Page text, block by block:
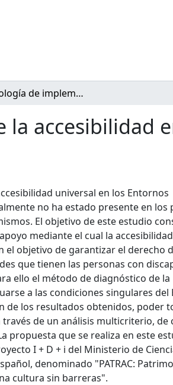
Metodología de implementación de la accesibilidad en los entornos patrimoniales
accesibilidad
universal en los Entornos
no ha estado presente en los
El objetivo de este estudio
mediante el cual la
el objetivo de garantizar el derecho
que tienen las personas con
ello el método de diagnóstico de la
a las condiciones singulares del
de los resultados obtenidos, poder
de un análisis multicriterio, de
propuesta que se realiza en este
I + D + i del Ministerio de
denominado "PATRAC:
cultura sin barreras".